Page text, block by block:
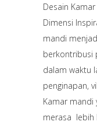
Desain
Dimensi
mandi
berkontribusi
dalam waktu
penginapan,
Kamar mandi
merasa lebih